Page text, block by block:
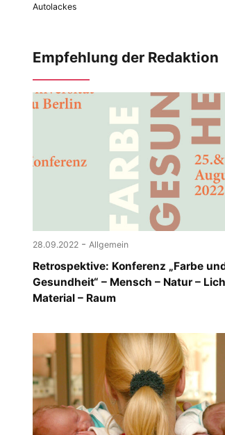
Autolackes
Empfehlung der Redaktion
28.09.2022 - Allgemein
Retrospektive: Konferenz „Farbe
Gesundheit“ – Mensch – Natur –
Material – Raum